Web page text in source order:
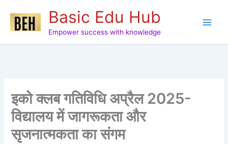
content
Basic Edu Hub
Empower success with knowledge
इको क्लब गतिविधि अप्रैल 2025-
विद्यालय में जागरूकता और
सृजनात्मकता का संगम